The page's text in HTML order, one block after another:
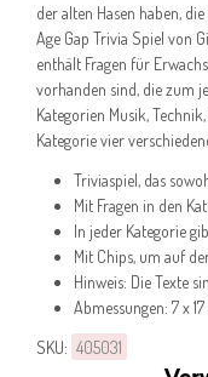
der alten Hasen haben,
Age Gap Trivia Spiel von
enthält Fragen für
vorhanden sind, die zum
Kategorien Musik,
Kategorie vier
Triviaspiel, das
Mit Fragen in den
In jeder Kategorie
Mit Chips, um auf
Hinweis: Die Texte
Abmessungen: 7 x 17
SKU: 405031